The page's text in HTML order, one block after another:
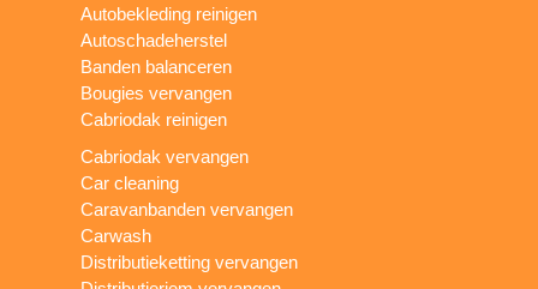
Autobekleding reinigen
Autoschadeherstel
Banden balanceren
Bougies vervangen
Cabriodak reinigen
Cabriodak vervangen
Car cleaning
Caravanbanden vervangen
Carwash
Distributieketting vervangen